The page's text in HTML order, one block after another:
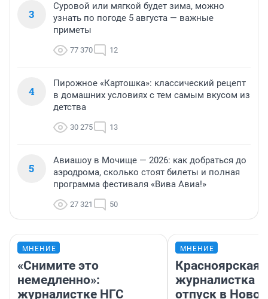
3
Суровой или мягкой будет зима, можно
узнать по погоде 5 августа — важные
приметы
77 370 12
4
Пирожное «Картошка»: классический рецепт
в домашних условиях с тем самым вкусом из
детства
30 275 13
5
Авиашоу в Мочище — 2026: как добраться до
аэродрома, сколько стоят билеты и полная
программа фестиваля «Вива Авиа!»
27 321 50
МНЕНИЕ
«Снимите это
немедленно»:
журналистке НГС
МНЕНИЕ
Красноярская
журналистка
отпуск в